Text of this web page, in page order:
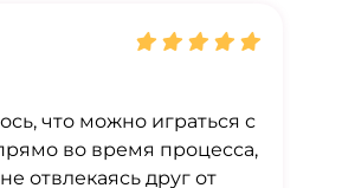
что можно играться с
во время процесса,
отвлекаясь друг от